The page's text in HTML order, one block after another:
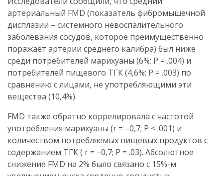
артериальный FMD (показатель фибромышечной
дисплазии – системного невоспалительного
заболевания сосудов, которое преимущественно
поражает артерии среднего калибра) был ниже
среди потребителей марихуаны (6%; P = .004) и
потребителей пищевого ТГК (4,6%; P = .003) по
сравнению с лицами, не употребляющими эти
вещества (10,4%).
FMD также обратно коррелировала с частотой
употребления марихуаны (r = –0,7; P < .001) и
количеством потребляемых пищевых продуктов с
содержанием ТГК ( r = –0,7; P = .03). Абсолютное
снижение FMD на 2% было связано с 15%-м